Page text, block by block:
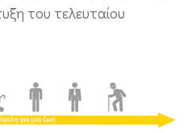
του τελευταίου